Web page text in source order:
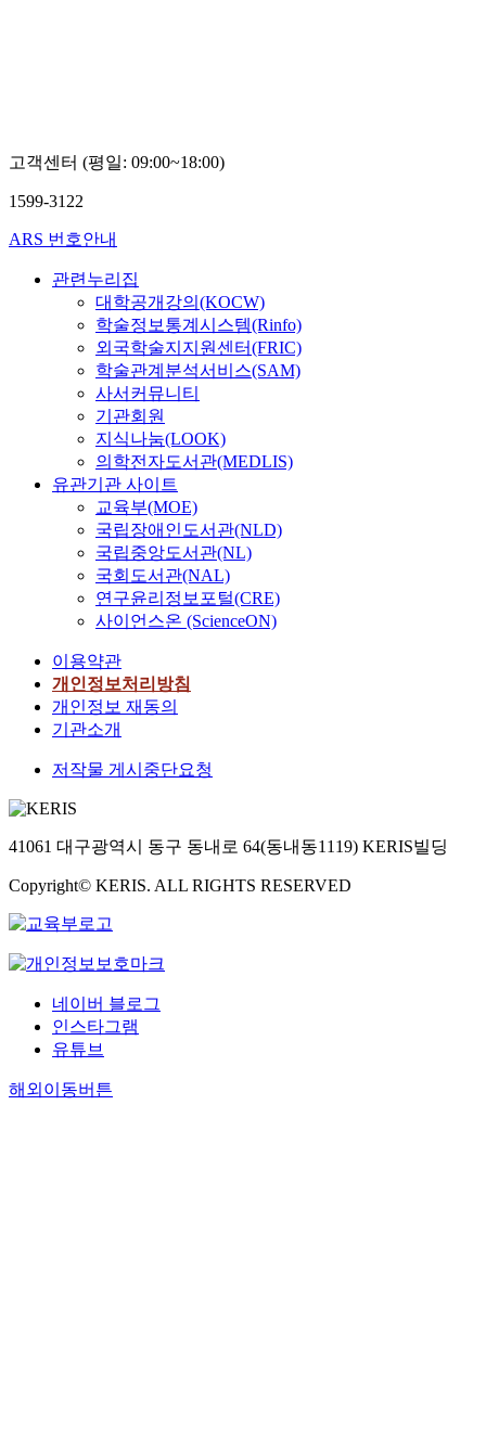
고객센터 (평일: 09:00~18:00)
1599-3122
ARS 번호안내
관련누리집
대학공개강의(KOCW)
학술정보통계시스템(Rinfo)
외국학술지지원센터(FRIC)
학술관계분석서비스(SAM)
사서커뮤니티
기관회원
지식나눔(LOOK)
의학전자도서관(MEDLIS)
유관기관 사이트
교육부(MOE)
국립장애인도서관(NLD)
국립중앙도서관(NL)
국회도서관(NAL)
연구윤리정보포털(CRE)
사이언스온 (ScienceON)
이용약관
개인정보처리방침
개인정보 재동의
기관소개
저작물 게시중단요청
41061 대구광역시 동구 동내로 64(동내동1119) KERIS빌딩
Copyright© KERIS. ALL RIGHTS RESERVED
네이버 블로그
인스타그램
유튜브
해외이동버튼